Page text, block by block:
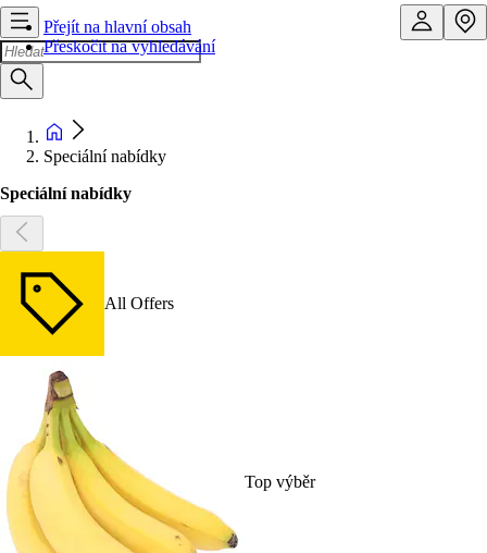
Přejít na hlavní obsah
Přeskočit na vyhledávání
Speciální nabídky
Speciální nabídky
All Offers
Top výběr